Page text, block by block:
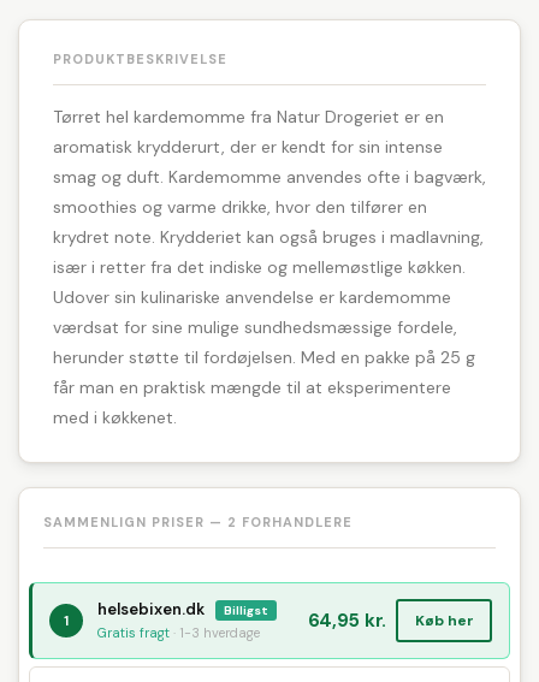
PRODUKTBESKRIVELSE
Tørret hel kardemomme fra Natur Drogeriet er en
aromatisk krydderurt, der er kendt for sin intense
smag og duft. Kardemomme anvendes ofte i bagværk,
smoothies og varme drikke, hvor den tilfører en
krydret note. Krydderiet kan også bruges i madlavning,
især i retter fra det indiske og mellemøstlige køkken.
Udover sin kulinariske anvendelse er kardemomme
værdsat for sine mulige sundhedsmæssige fordele,
herunder støtte til fordøjelsen. Med en pakke på 25 g
får man en praktisk mængde til at eksperimentere
med i køkkenet.
SAMMENLIGN PRISER — 2 FORHANDLERE
1
helsebixen.dk Billigst
Gratis fragt · 1-3 hverdage 64,95 kr. Køb her